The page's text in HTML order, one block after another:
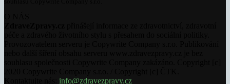
info@zdravezpravy.cz